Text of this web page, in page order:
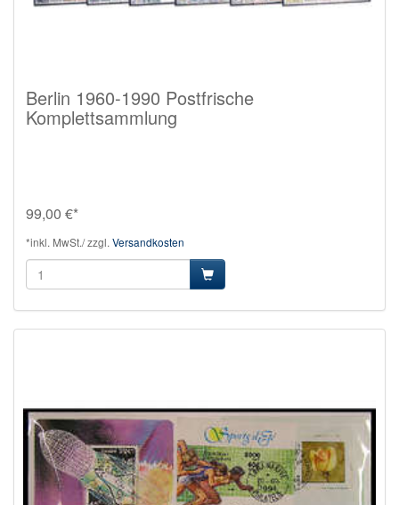
Berlin 1960-1990 Postfrische
Komplettsammlung
99,00 €*
*inkl. MwSt./ zzgl. Versandkosten